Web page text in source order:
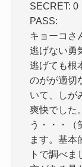
SECRET: 0
PASS:
キョーコさ
逃げない勇
逃げても根
のがが適切
いて、しが
爽快でした
う・・・（
ます。基本
トで調べ